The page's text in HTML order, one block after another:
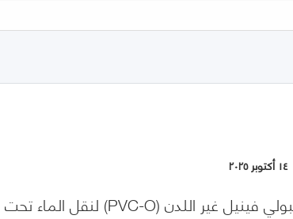
١٤ أكتوبر ٢٠٢٥